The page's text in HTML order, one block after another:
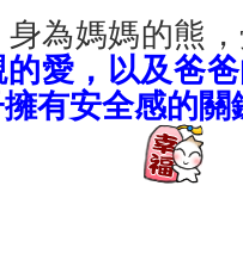
為媽媽的熊
愛，以及爸
有安全感的關